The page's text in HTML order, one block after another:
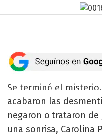
Se terminó el
acabaron las
negaron o trataron
una sonrisa, Carolina